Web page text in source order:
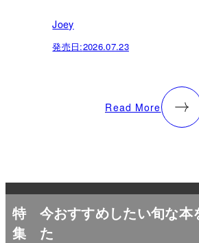
Joey
発売日:2026.07.23
Read More
特
集
今おすすめしたい旬な本
た